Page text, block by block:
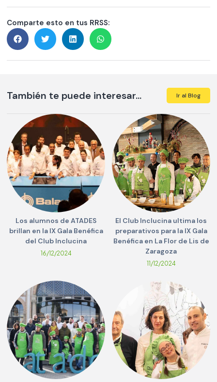
Comparte esto en tus RRSS:
También te puede interesar... Ir al Blog
Los alumnos de ATADES
brillan en la IX Gala Benéfica
del Club Inclucina
16/12/2024
El Club Inclucina ultima los
preparativos para la IX Gala
Benéfica en La Flor de Lis de
Zaragoza
11/12/2024